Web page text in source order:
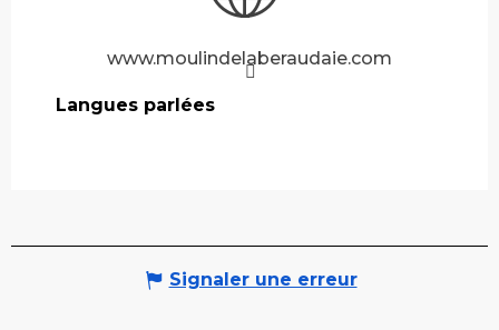
www.moulindelaberaudaie.com
Langues parlées
Langues parlées
Signaler une erreur